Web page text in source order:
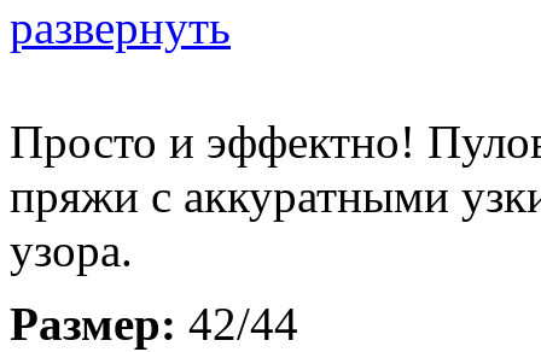
развернуть
Просто и эффектно!
пряжи с аккуратными
узора.
Размер: 42/44